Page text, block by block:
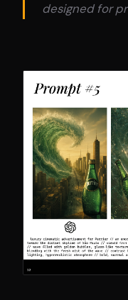
designed for